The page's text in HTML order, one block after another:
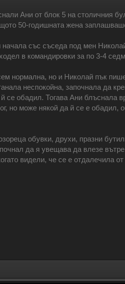
Ани от блок 5 на столичния
50-годишната жена
със съседа под мен
в командировки за по 3-4
нормална, но и Николай пък
неспокойна, започнала да
се обадил. Тогава Ани блъснала
но може някой да й се е обадил,
обувки, друхи, празни
да я увещава да влезе
видели, че се е отдалечила